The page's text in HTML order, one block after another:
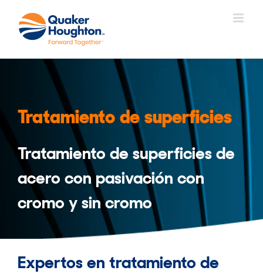
contenido
Tratamiento de superficies
Tratamiento de superficies de
acero con pasivación con
cromo y sin cromo
Expertos en tratamiento de